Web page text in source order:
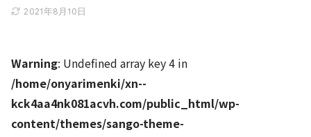
2021年8月10日
Warning: Undefined array key 4 in
/home/onyarimenki/xn--
kck4aa4nk081acvh.com/public_html/wp-
content/themes/sango-theme-